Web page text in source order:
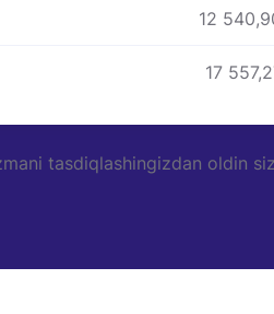
12
17
tasdiqlashingizdan oldin